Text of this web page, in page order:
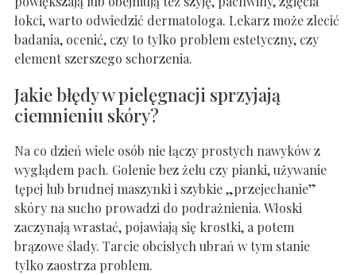
łokci, warto odwiedzić dermatologa. Lekarz może zlecić
badania, ocenić, czy to tylko problem estetyczny, czy
element szerszego schorzenia.
Jakie błędy w pielęgnacji sprzyjają
ciemnieniu skóry?
Na co dzień wiele osób nie łączy prostych nawyków z
wyglądem pach. Golenie bez żelu czy pianki, używanie
tępej lub brudnej maszynki i szybkie „przejechanie”
skóry na sucho prowadzi do podrażnienia. Włoski
zaczynają wrastać, pojawiają się krostki, a potem
brązowe ślady. Tarcie obcisłych ubrań w tym stanie
tylko zaostrza problem.